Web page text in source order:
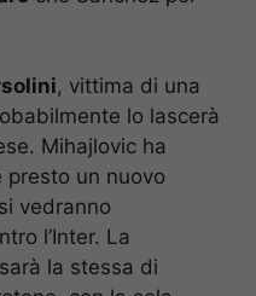
, vittima di una
lo lascerà
Mihajlovic ha
presto un nuovo
vedranno
l’Inter. La
la stessa di